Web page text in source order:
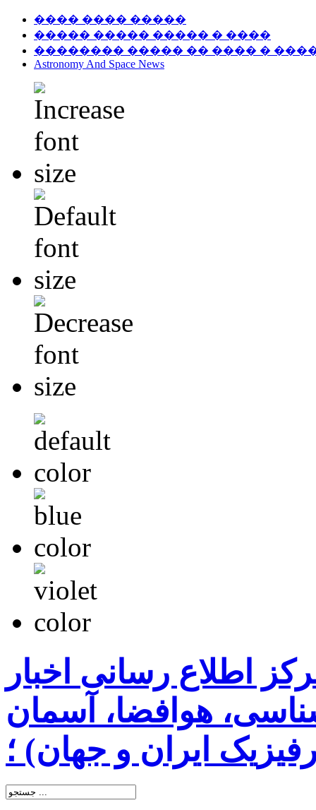
���� ���� �����
����� ����� ����� � ����
�������� ����� �� ���� �
Astronomy And Space News
اطلاع رسانی اخبار
هوافضا، آسمان
ایران و جهان) ؛